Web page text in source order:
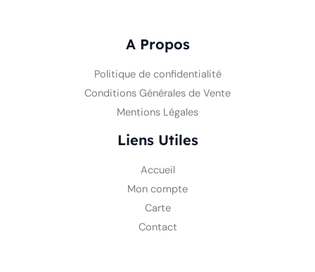
A Propos
Politique de confidentialité
Conditions Générales de Vente
Liens Utiles
Accueil
Mon compte